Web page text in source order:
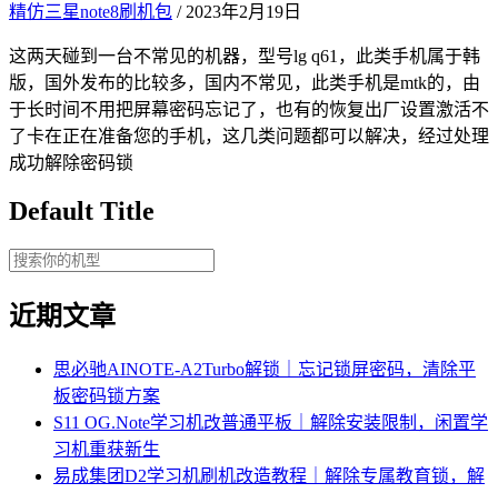
精仿三星note8刷机包 / 2023年2月19日
这两天碰到一台不常见的机器，型号lg q61，此类手机属于韩
版，国外发布的比较多，国内不常见，此类手机是mtk的，由
于长时间不用把屏幕密码忘记了，也有的恢复出厂设置激活不
了卡在正在准备您的手机，这几类问题都可以解决，经过处理
成功解除密码锁
Default Title
近期文章
思必驰AINOTE‑A2Turbo解锁｜忘记锁屏密码，清除平
板密码锁方案
S11 OG.Note学习机改普通平板｜解除安装限制，闲置学
习机重获新生
易成集团D2学习机刷机改造教程｜解除专属教育锁，解